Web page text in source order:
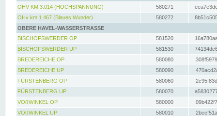
OHV KM 3.014 (HOCHSPANNUNG)
580271
OHv km 1.467 (Blaues Wunder)
580272
OBERE HAVEL-WASSERSTRASSE
BISCHOFSWERDER OP
581520
BISCHOFSWERDER UP
581530
BREDEREICHE OP
580080
BREDEREICHE UP
580090
FÜRSTENBERG OP
580060
FÜRSTENBERG UP
580070
VOßWINKEL OP
580000
VOßWINKEL UP
580010